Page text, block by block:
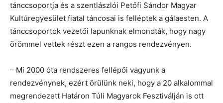
tánccsoportja és a szentlászlói Petőfi Sándor Magyar
Kultúregyesület fiatal táncosai is felléptek a gálaesten. A
tánccsoportok vezetői lapunknak elmondták, hogy nagy
örömmel vettek részt ezen a rangos rendezvényen.
– Mi 2000 óta rendszeres fellépői vagyunk a
rendezvénynek, ezért örülünk neki, hogy a 20 alkalommal
megrendezett Határon Túli Magyarok Fesztiválján is ott